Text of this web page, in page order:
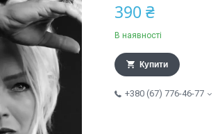
390 ₴
В наявності
Купити
+380 (67) 776-46-77